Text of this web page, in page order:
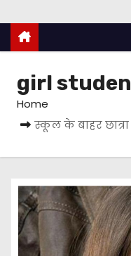
girl
Home
स्कूल के बाहर